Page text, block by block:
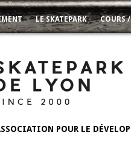
LE SKATEPARK COURS
POUR LE